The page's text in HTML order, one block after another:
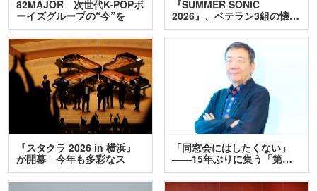
82MAJOR 次世代K-POPボ
ーイズグループの“今”を
訊…
『SUMMER SONIC
2026』、ベテラン3組の懐…
『スタクラ 2026 in 横浜』
が開幕 今年も多彩なス
テ…
「同窓会にはしたくない」
――15年ぶりに集う「第…